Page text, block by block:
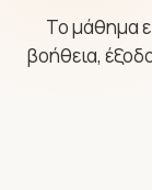
Το μάθημα
βοήθεια,